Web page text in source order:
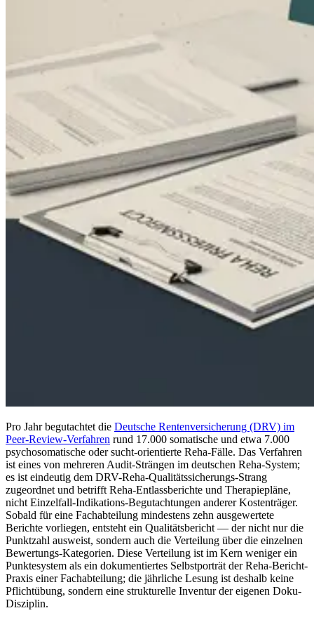
Pro Jahr begutachtet die Deutsche Rentenversicherung (DRV) im
Peer-Review-Verfahren rund 17.000 somatische und etwa 7.000
psychosomatische oder sucht-orientierte Reha-Fälle. Das Verfahren
ist eines von mehreren Audit-Strängen im deutschen Reha-System;
es ist eindeutig dem DRV-Reha-Qualitätssicherungs-Strang
zugeordnet und betrifft Reha-Entlassberichte und Therapiepläne,
nicht Einzelfall-Indikations-Begutachtungen anderer Kostenträger.
Sobald für eine Fachabteilung mindestens zehn ausgewertete
Berichte vorliegen, entsteht ein Qualitätsbericht — der nicht nur die
Punktzahl ausweist, sondern auch die Verteilung über die einzelnen
Bewertungs-Kategorien. Diese Verteilung ist im Kern weniger ein
Punktesystem als ein dokumentiertes Selbstporträt der Reha-Bericht-
Praxis einer Fachabteilung; die jährliche Lesung ist deshalb keine
Pflichtübung, sondern eine strukturelle Inventur der eigenen Doku-
Disziplin.